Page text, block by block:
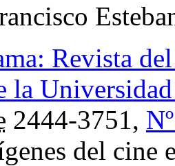
Revista
la
2444-3751,
del cine